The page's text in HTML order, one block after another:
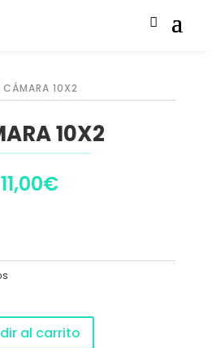
10X2
10X2
11,00€
al carrito